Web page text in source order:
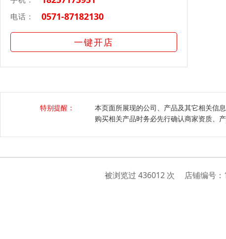
电话： 0571-87182130
一键开店
特别提醒：
本页面所展现的公司、产品及其它相关信
购买相关产品时务必先行确认商家资质、
被浏览过 436012 次 店铺编号：